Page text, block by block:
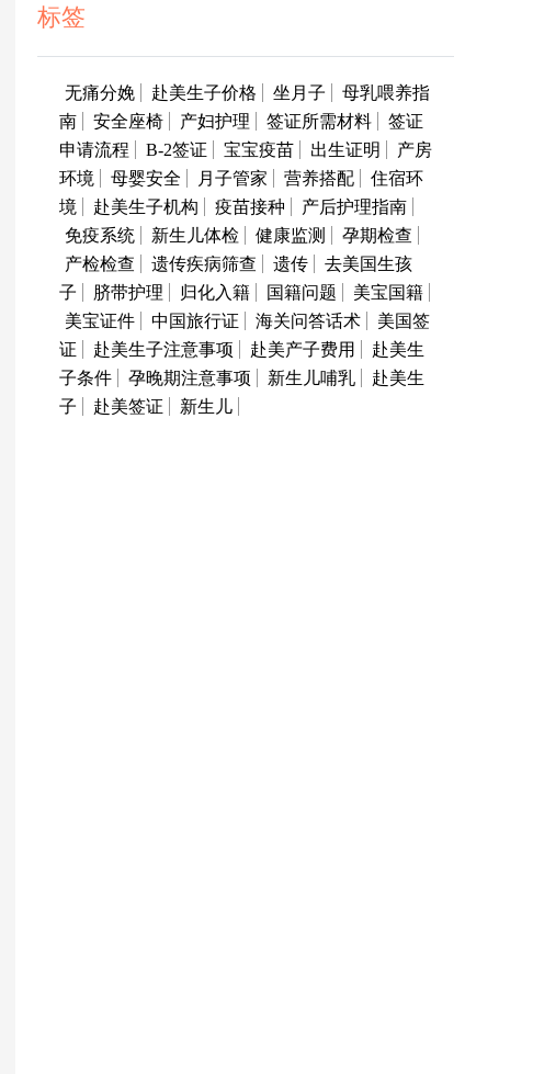
标签
无痛分娩 赴美生子价格 坐月子
母乳喂养指
南
安全座椅 产妇护理 签证所需材料
签证
申请流程
B-2签证 宝宝疫苗 出生证明
产房
环境
母婴安全 月子管家 营养搭配
住宿环
境
赴美生子机构 疫苗接种
产后护理指南
免疫系统
新生儿体检 健康监测
孕期检查
产检检查
遗传疾病筛查 遗传
去美国生孩
子
脐带护理 归化入籍 国籍问题
美宝国籍
美宝证件
中国旅行证 海关问答话术
美国签
证
赴美生子注意事项 赴美产子费用
赴美生
子条件
孕晚期注意事项 新生儿哺乳
赴美生
子
赴美签证 新生儿